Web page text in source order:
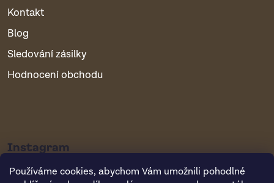
Používáme cookies, abychom Vám umožnili pohodlné
Kontakt
Blog
Sledování zásilky
Hodnocení obchodu
Instagram